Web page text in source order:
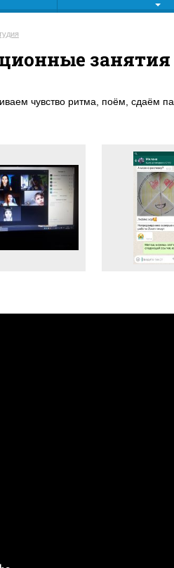
занятия
чувство ритма, поём, сдаём